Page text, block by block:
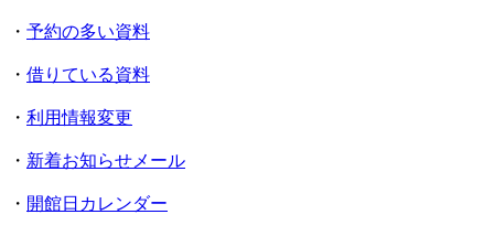
・ 予約の多い資料
・ 借りている資料
・ 利用情報変更
・ 新着お知らせメール
・ 開館日カレンダー